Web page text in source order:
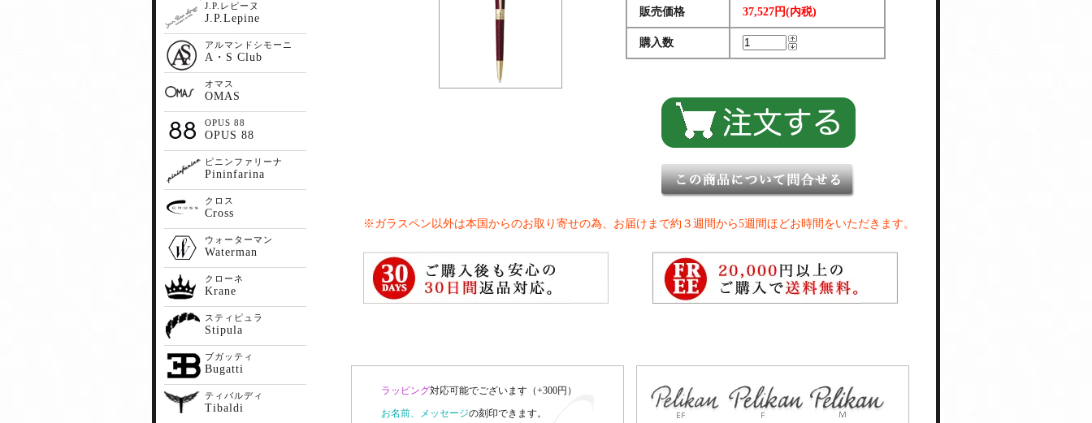
販売価格 37,527円(内税)
購入数
※ガラスペン以外は本国からのお取り寄せの為、お届けまで約３週間から5週間ほどお時間をいただきます。
ラッピング対応可能でございます（+300円）
お名前、メッセージの刻印できます。
J.P.レピーヌ
J.P.Lepine
アルマンドシモーニ
A・S Club
オマス
OMAS
OPUS 88
OPUS 88
ピニンファリーナ
Pininfarina
クロス
Cross
ウォーターマン
Waterman
クローネ
Krane
スティピュラ
Stipula
ブガッティ
Bugatti
ティバルディ
Tibaldi